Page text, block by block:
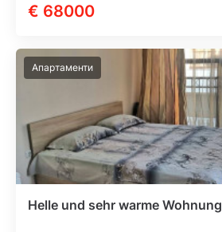
€ 68000
Апартаменти
Helle und sehr warme Wohnung